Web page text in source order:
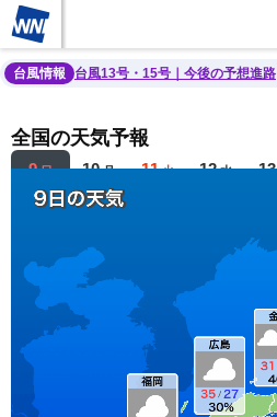
雨雲レーダー 台風情報 地震情報
台風情報 台風13号・15号｜今後の予想進路
全国の天気予報
9 日 10 月 11 火 12 水 13